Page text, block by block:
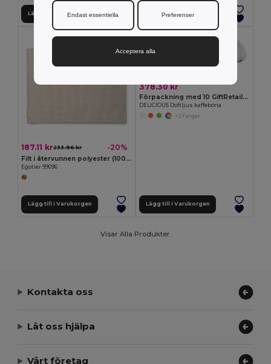
Lägg till i Varukorgen Lägg till i Varukorgen
187.11 kr233.96 kr -20%
Filt i återvunnen polyester (100 % rPET) med en sydd detalj för tryck
Egotier 99096
Lägg till i Varukorgen
MINSTA ANTAL: 10
378.30 kr
Förpackning med 10 GiftRetail IT2873
DELICIOUS Doftljus kaffeböna
+2 Färger
Lägg till i Varukorgen
Visar Alla Produkter.
Kontakta oss
Låt oss hjälpa
Vårt företag
Endast essentiella Preferenser
Acceptera alla